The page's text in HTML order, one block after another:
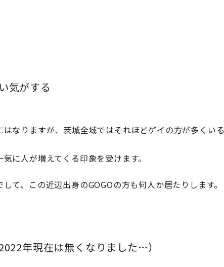
気がする
なりますが、茨城全域ではそれほどゲイの方が多くいる
に人が増えてくる印象を受けます。
て、この近辺出身のGOGOの方も何人か居たりします。
年現在は無くなりました…）